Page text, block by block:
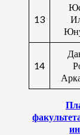
13
14
П